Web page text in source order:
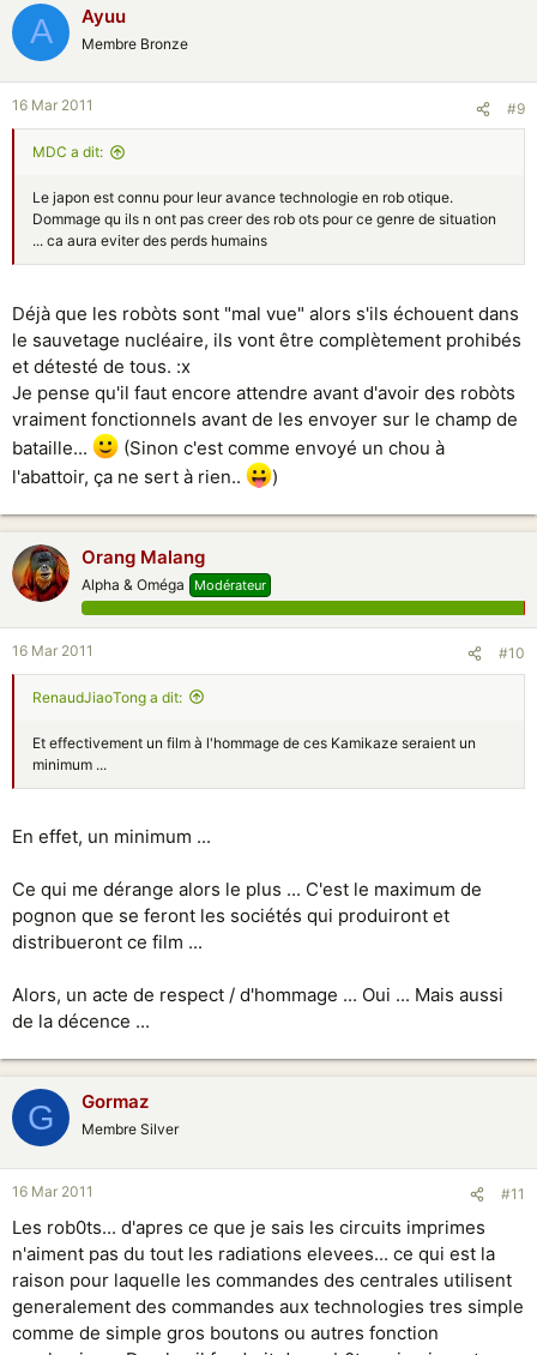
A Ayuu
Membre Bronze
16 Mar 2011 #9
MDC a dit:
Le japon est connu pour leur avance technologie en rob otique.
Dommage qu ils n ont pas creer des rob ots pour ce genre de situation
... ca aura eviter des perds humains
Déjà que les robòts sont "mal vue" alors s'ils échouent dans
le sauvetage nucléaire, ils vont être complètement prohibés
et détesté de tous. :x
Je pense qu'il faut encore attendre avant d'avoir des robòts
vraiment fonctionnels avant de les envoyer sur le champ de
bataille...
(Sinon c'est comme envoyé un chou à
l'abattoir, ça ne sert à rien..
)
Orang Malang
Alpha & Oméga Modérateur
16 Mar 2011 #10
RenaudJiaoTong a dit:
Et effectivement un film à l'hommage de ces Kamikaze seraient un
minimum ...
En effet, un minimum ...
Ce qui me dérange alors le plus ... C'est le maximum de
pognon que se feront les sociétés qui produiront et
distribueront ce film ...
Alors, un acte de respect / d'hommage ... Oui ... Mais aussi
de la décence ...
G Gormaz
Membre Silver
16 Mar 2011 #11
Les rob0ts... d'apres ce que je sais les circuits imprimes
n'aiment pas du tout les radiations elevees... ce qui est la
raison pour laquelle les commandes des centrales utilisent
generalement des commandes aux technologies tres simple
comme de simple gros boutons ou autres fonction